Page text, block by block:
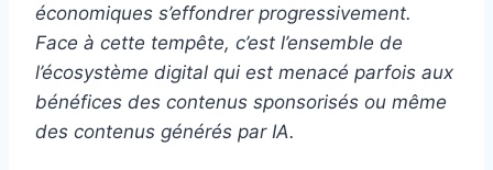
économiques s’effondrer progressivement.
Face à cette tempête, c’est l’ensemble de
l’écosystème digital qui est menacé parfois aux
bénéfices des contenus sponsorisés ou même
des contenus générés par IA.